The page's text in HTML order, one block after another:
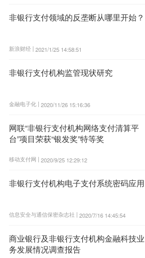
非银行支付领域的反垄断从哪里开始？
新浪财经 | 2021/1/25 14:58:51
非银行支付机构监管现状研究
金融电子化 | 2020/11/26 15:16:36
网联“非银行支付机构网络支付清算平
台”项目荣获“银发奖”特等奖
移动支付网 | 2020/9/25 12:29:12
非银行支付机构电子支付系统密码应用
信息安全与通信保密杂志社 | 2020/7/16 14:45:54
商业银行及非银行支付机构金融科技业
务发展情况调查报告